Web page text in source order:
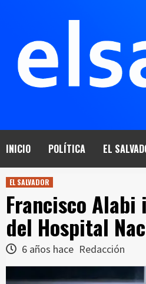
INICIO POLÍTICA EL
EL SALVADOR
Francisco
del Hospital
6 años hace Redacción